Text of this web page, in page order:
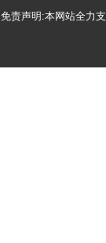
免责声明:本网站全力